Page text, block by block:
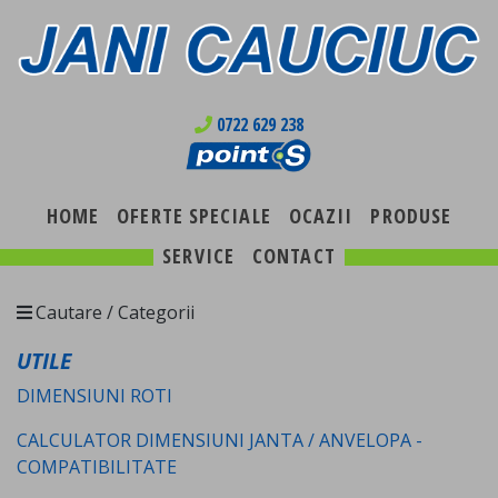
0722 629 238
HOME OFERTE SPECIALE OCAZII
PRODUSE
SERVICE
CONTACT
Cautare / Categorii
UTILE
DIMENSIUNI ROTI
CALCULATOR DIMENSIUNI JANTA / ANVELOPA -
COMPATIBILITATE